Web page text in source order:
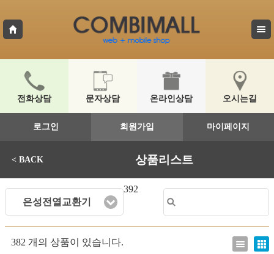
전화상담 문자상담 온라인상담 오시는길
로그인 회원가입 마이페이지
< BACK 상품리스트
은성전열교환기
392
382 개의 상품이 있습니다.